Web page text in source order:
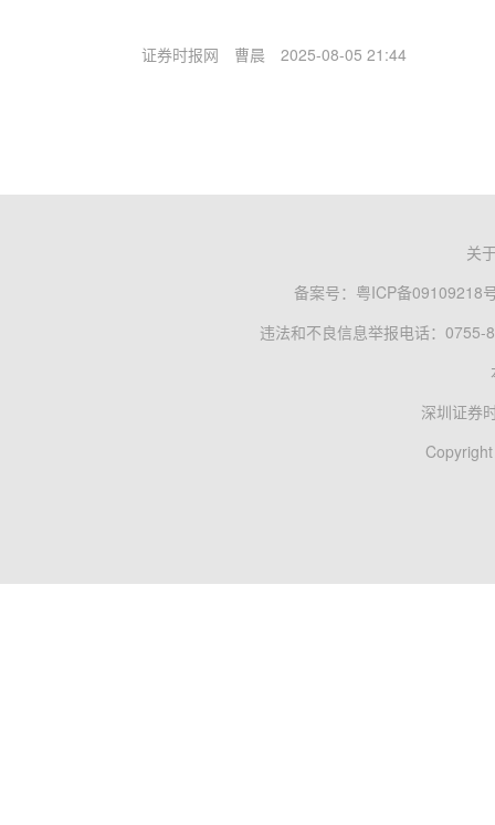
证券时报网 曹晨 2025-08-05 21:44
关
备案号： 粤ICP备09109218
违法和不良信息举报电话：0755-
深圳证券